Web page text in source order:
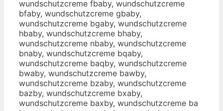
wundschutzcreme fbaby, wundschutzcreme
bfaby, wundschutzcreme gbaby,
wundschutzcreme bgaby, wundschutzcreme
hbaby, wundschutzcreme bhaby,
wundschutzcreme nbaby, wundschutzcreme
bnaby, wundschutzcreme bqaby,
wundschutzcreme baqby, wundschutzcreme
bwaby, wundschutzcreme bawby,
wundschutzcreme bzaby, wundschutzcreme
bazby, wundschutzcreme bxaby,
wundschutzcreme baxby, wundschutzcreme ba